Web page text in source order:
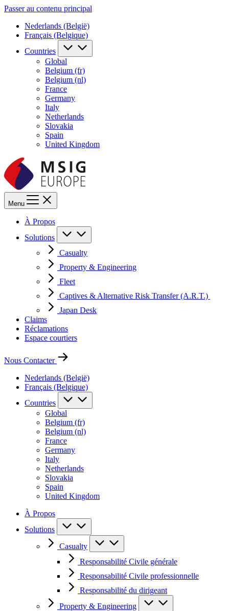
Passer au contenu principal
Nederlands (België)
Français (Belgique)
Countries
Global
Belgium (fr)
Belgium (nl)
France
Germany
Italy
Netherlands
Slovakia
Spain
United Kingdom
Menu
À Propos
Solutions
Casualty
Property & Engineering
Fleet
Captives & Alternative Risk Transfer (A.R.T.)
Japan Desk
Claims
Réclamations
Espace courtiers
Nous Contacter
Nederlands (België)
Français (Belgique)
Countries
Global
Belgium (fr)
Belgium (nl)
France
Germany
Italy
Netherlands
Slovakia
Spain
United Kingdom
À Propos
Solutions
Casualty
Responsabilité Civile générale
Responsabilité Civile professionnelle
Responsabilité du dirigeant
Property & Engineering